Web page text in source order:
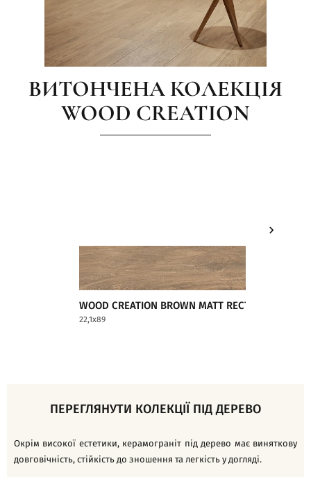
ВИТОНЧЕНА КОЛЕКЦІЯ
WOOD CREATION
WOOD CREATION BROWN MATT RECT
22,1x89
ПЕРЕГЛЯНУТИ КОЛЕКЦІЇ ПІД ДЕРЕВО
Окрім високої естетики, керамограніт під дерево має виняткову
довговічність, стійкість до зношення та легкість у догляді.